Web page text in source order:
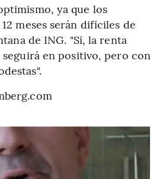
ya que los
meses serán difíciles de
de ING. "Sí, la renta
seguirá en positivo, pero con